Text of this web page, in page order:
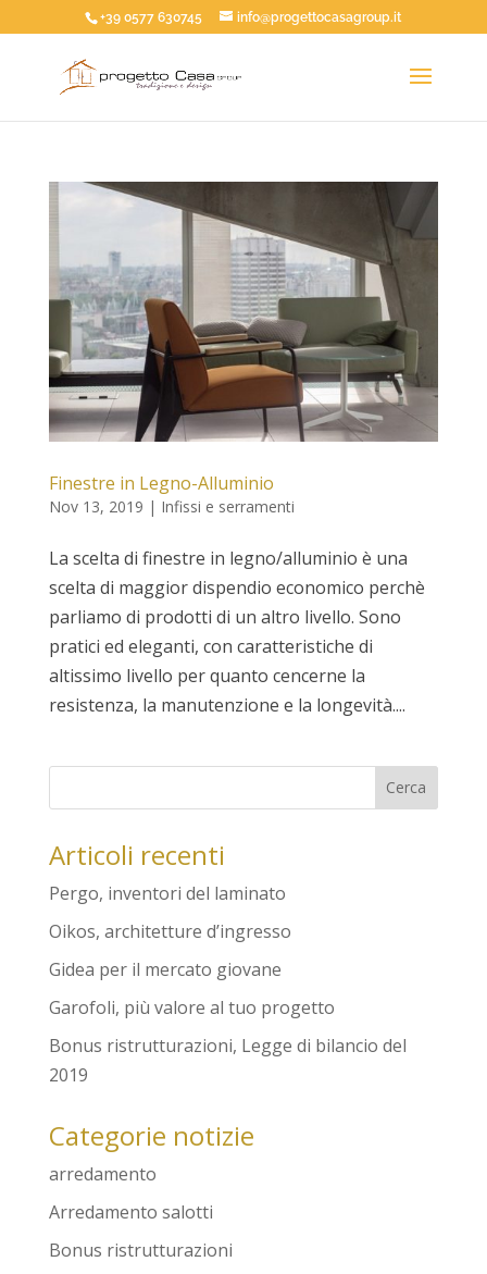
+39 0577 630745 info@progettocasagroup.it
Finestre in Legno-Alluminio
Nov 13, 2019 | Infissi e serramenti
La scelta di finestre in legno/alluminio è una
scelta di maggior dispendio economico perchè
parliamo di prodotti di un altro livello. Sono
pratici ed eleganti, con caratteristiche di
altissimo livello per quanto cencerne la
resistenza, la manutenzione e la longevità....
Articoli recenti
Pergo, inventori del laminato
Oikos, architetture d’ingresso
Gidea per il mercato giovane
Garofoli, più valore al tuo progetto
Bonus ristrutturazioni, Legge di bilancio del
2019
Categorie notizie
arredamento
Arredamento salotti
Bonus ristrutturazioni